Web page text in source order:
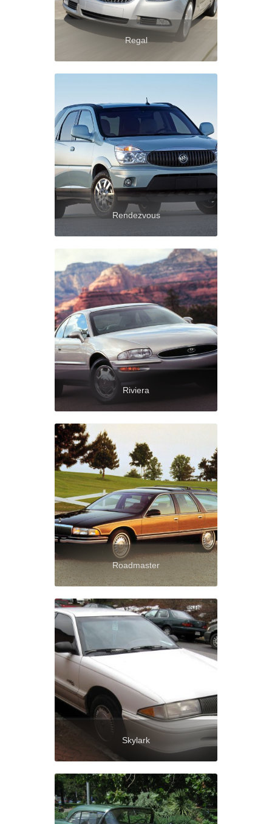
Regal
Rendezvous
Riviera
Roadmaster
Skylark